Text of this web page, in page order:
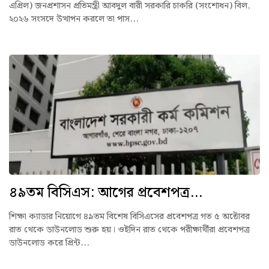
এপ্রিল) জনপ্রশাসন প্রতিমন্ত্রী আবদুল বারী সরকারি চাকরি (সংশোধন) বিল,
২০২৬ সংসদে উত্থাপন করলে তা পাস...
৪৯তম বিসিএস: আগের প্রবেশপত্র...
শিক্ষা ক্যাডার নিয়োগে ৪৯তম বিশেষ বিসিএসের প্রবেশপত্র গত ৫ অক্টোবর
রাত থেকে ডাউনলোড শুরু হয়। ওইদিন রাত থেকে পরীক্ষার্থীরা প্রবেশপত্র
ডাউনলোড করে প্রিন্ট...